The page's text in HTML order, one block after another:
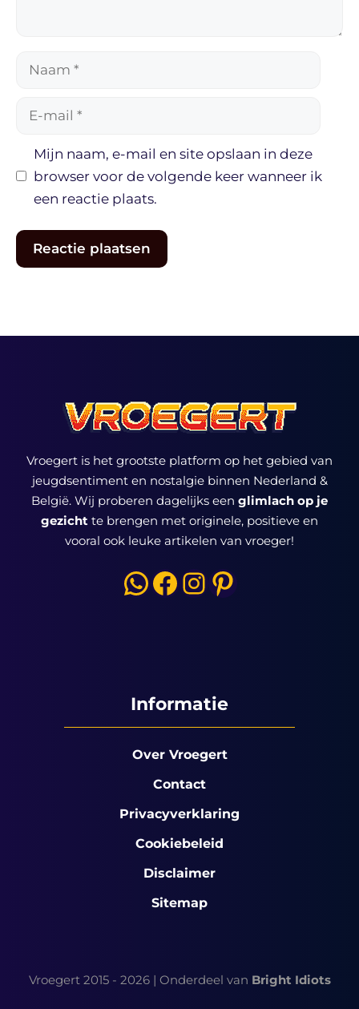
Naam
Mijn naam, e-mail en site opslaan in deze
browser voor de volgende keer wanneer ik
een reactie plaats.
Vroegert is het grootste platform op het gebied van
jeugdsentiment en nostalgie binnen Nederland &
België. Wij proberen dagelijks een glimlach op je
gezicht te brengen met originele, positieve en
vooral ook leuke artikelen van vroeger!
WhatsApp
Facebook
Instagram
Pinterest
Informatie
Over Vroegert
Contact
Privacyverklaring
Cookiebeleid
Disclaimer
Sitemap
Vroegert 2015 - 2026 | Onderdeel van Bright Idiots